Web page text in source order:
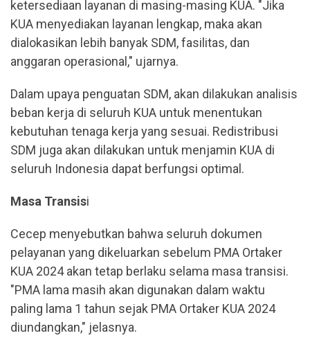
ketersediaan layanan di masing-masing KUA. "Jika
KUA menyediakan layanan lengkap, maka akan
dialokasikan lebih banyak SDM, fasilitas, dan
anggaran operasional," ujarnya.
Dalam upaya penguatan SDM, akan dilakukan analisis
beban kerja di seluruh KUA untuk menentukan
kebutuhan tenaga kerja yang sesuai. Redistribusi
SDM juga akan dilakukan untuk menjamin KUA di
seluruh Indonesia dapat berfungsi optimal.
Masa Transisi
Cecep menyebutkan bahwa seluruh dokumen
pelayanan yang dikeluarkan sebelum PMA Ortaker
KUA 2024 akan tetap berlaku selama masa transisi.
"PMA lama masih akan digunakan dalam waktu
paling lama 1 tahun sejak PMA Ortaker KUA 2024
diundangkan," jelasnya.